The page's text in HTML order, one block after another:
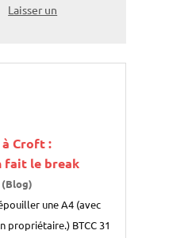
Laisser un
à Croft :
fait le break
une A4 (avec
propriétaire.) BTCC 31